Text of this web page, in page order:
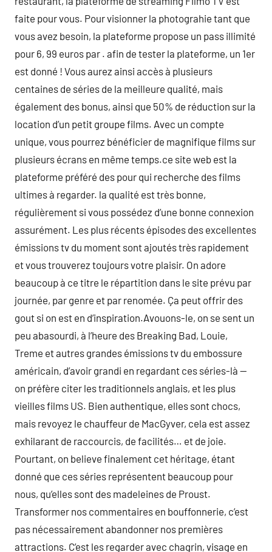
faite pour vous. Pour visionner la photograhie tant que
vous avez besoin, la plateforme propose un pass illimité
pour 6, 99 euros par . afin de tester la plateforme, un 1er
est donné ! Vous aurez ainsi accès à plusieurs
centaines de séries de la meilleure qualité, mais
également des bonus, ainsi que 50% de réduction sur la
location d’un petit groupe films. Avec un compte
unique, vous pourrez bénéficier de magnifique films sur
plusieurs écrans en même temps.ce site web est la
plateforme préféré des pour qui recherche des films
ultimes à regarder. la qualité est très bonne,
régulièrement si vous possédez d’une bonne connexion
assurément. Les plus récents épisodes des excellentes
émissions tv du moment sont ajoutés très rapidement
et vous trouverez toujours votre plaisir. On adore
beaucoup à ce titre le répartition dans le site prévu par
journée, par genre et par renomée. Ça peut offrir des
gout si on est en d’inspiration.Avouons-le, on se sent un
peu abasourdi, à l’heure des Breaking Bad, Louie,
Treme et autres grandes émissions tv du embossure
américain, d’avoir grandi en regardant ces séries-là —
on préfère citer les traditionnels anglais, et les plus
vieilles films US. Bien authentique, elles sont chocs,
mais revoyez le chauffeur de MacGyver, cela est assez
exhilarant de raccourcis, de facilités… et de joie.
Pourtant, on believe finalement cet héritage, étant
donné que ces séries représentent beaucoup pour
nous, qu’elles sont des madeleines de Proust.
Transformer nos commentaires en bouffonnerie, c’est
pas nécessairement abandonner nos premières
attractions. C’est les regarder avec chagrin, visage en